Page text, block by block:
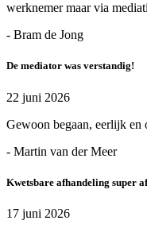
werknemer maar via
- Bram de Jong
De mediator was verstandig!
22 juni 2026
Gewoon begaan, eerlijk en
- Martin van der Meer
Kwetsbare afhandeling super
17 juni 2026